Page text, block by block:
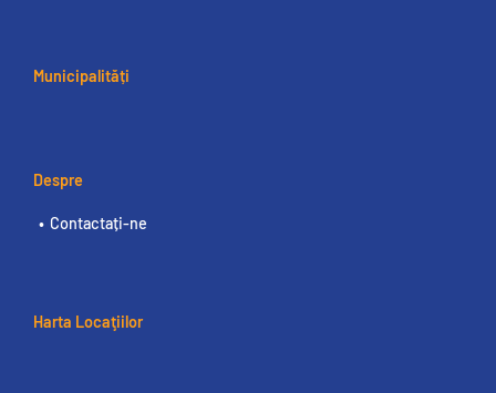
Municipalități
Despre
Contactați-ne
Harta Locaţiilor